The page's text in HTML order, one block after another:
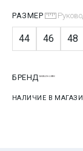
РАЗМЕР
44 46 48
БРЕНД
НАЛИЧИЕ В